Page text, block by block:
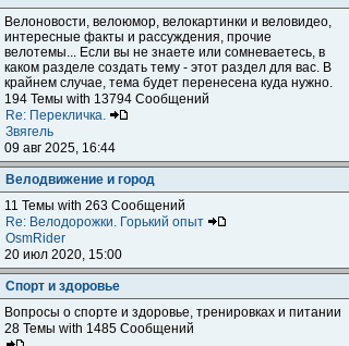
Велоновости, велоюмор, велокартинки и веловидео,
интересные факты и рассуждения, прочие
велотемы... Если вы не знаете или сомневаетесь, в
каком разделе создать тему - этот раздел для вас. В
крайнем случае, тема будет перенесена куда нужно.
194 Темы with 13794 Сообщений
Re: Перекличка.
Звягель
09 авг 2025, 16:44
Велодвижение и город
11 Темы with 263 Сообщений
Re: Велодорожки. Горький опыт
OsmRider
20 июл 2020, 15:00
Спорт и здоровье
Вопросы о спорте и здоровье, тренировках и питании
28 Темы with 1485 Сообщений